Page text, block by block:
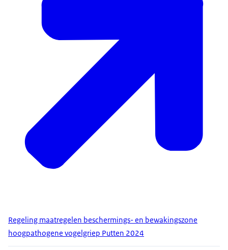
Regeling maatregelen beschermings- en bewakingszone
hoogpathogene vogelgriep Putten 2024